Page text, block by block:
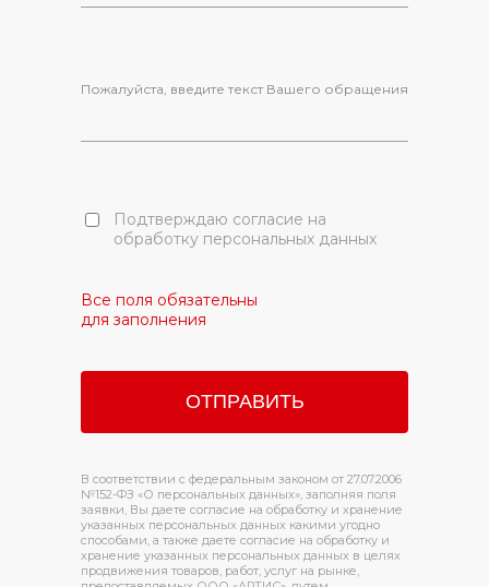
Пожалуйста, введите текст Вашего обращения
Подтверждаю согласие на
обработку персональных данных
Все поля обязательны
для заполнения
В соответствии с федеральным законом от 27.07.2006
№152-ФЗ «О персональных данных», заполняя поля
заявки, Вы даете согласие на обработку и хранение
указанных персональных данных какими угодно
способами, а также даете согласие на обработку и
хранение указанных персональных данных в целях
продвижения товаров, работ, услуг на рынке,